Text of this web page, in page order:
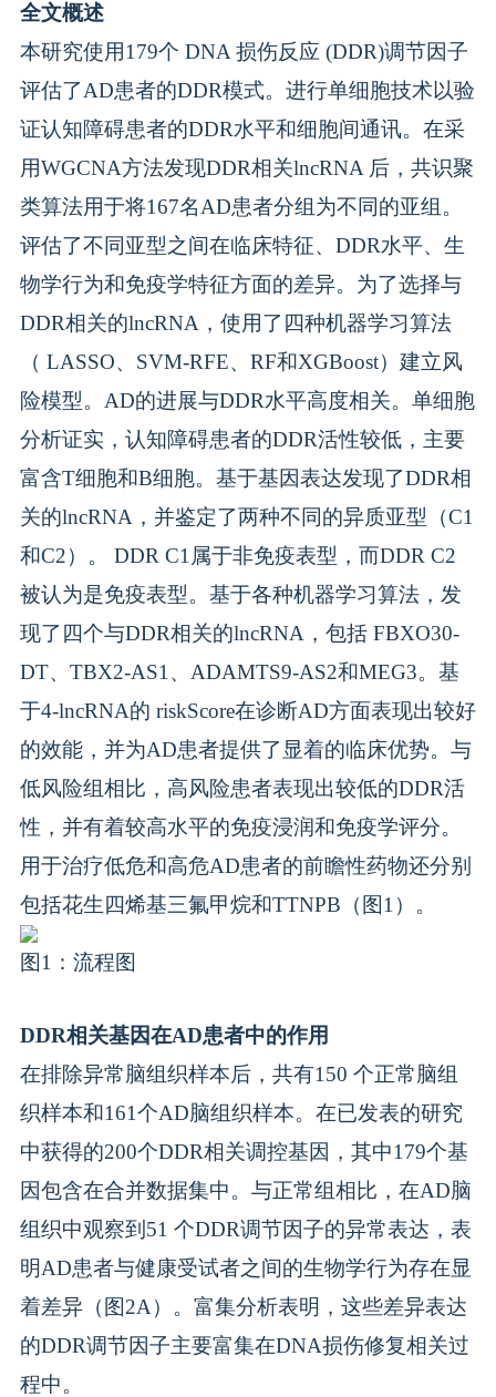
全文概述
本研究使用179个 DNA 损伤反应 (DDR)调节因子
评估了AD患者的DDR模式。进行单细胞技术以验
证认知障碍患者的DDR水平和细胞间通讯。在采
用WGCNA方法发现DDR相关lncRNA 后，共识聚
类算法用于将167名AD患者分组为不同的亚组。
评估了不同亚型之间在临床特征、DDR水平、生
物学行为和免疫学特征方面的差异。为了选择与
DDR相关的lncRNA，使用了四种机器学习算法
（ LASSO、SVM-RFE、RF和XGBoost）建立风
险模型。AD的进展与DDR水平高度相关。单细胞
分析证实，认知障碍患者的DDR活性较低，主要
富含T细胞和B细胞。基于基因表达发现了DDR相
关的lncRNA，并鉴定了两种不同的异质亚型（C1
和C2）。 DDR C1属于非免疫表型，而DDR C2
被认为是免疫表型。基于各种机器学习算法，发
现了四个与DDR相关的lncRNA，包括 FBXO30-
DT、TBX2-AS1、ADAMTS9-AS2和MEG3。基
于4-lncRNA的 riskScore在诊断AD方面表现出较好
的效能，并为AD患者提供了显着的临床优势。与
低风险组相比，高风险患者表现出较低的DDR活
性，并有着较高水平的免疫浸润和免疫学评分。
用于治疗低危和高危AD患者的前瞻性药物还分别
包括花生四烯基三氟甲烷和TTNPB（图1）。
图1：流程图
DDR相关基因在AD患者中的作用
在排除异常脑组织样本后，共有150 个正常脑组
织样本和161个AD脑组织样本。在已发表的研究
中获得的200个DDR相关调控基因，其中179个基
因包含在合并数据集中。与正常组相比，在AD脑
组织中观察到51 个DDR调节因子的异常表达，表
明AD患者与健康受试者之间的生物学行为存在显
着差异（图2A）。富集分析表明，这些差异表达
的DDR调节因子主要富集在DNA损伤修复相关过
程中。